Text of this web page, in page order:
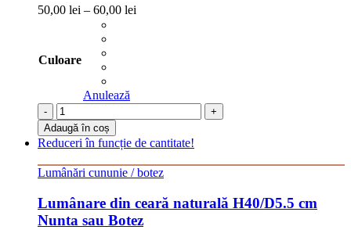
50,00 lei – 60,00 lei
Culoare
Anulează
-
+
Adaugă în coș
Reduceri în funcție de cantitate!
Lumânări cununie / botez
Lumânare din ceară naturală H40/D5.5 cm
Nunta sau Botez